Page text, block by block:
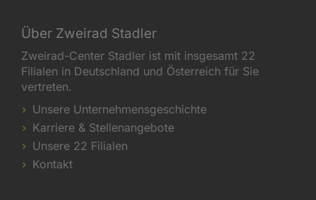
Über Zweirad Stadler
Zweirad-Center Stadler ist mit insgesamt 22
Filialen in Deutschland und Österreich für Sie
vertreten.
Unsere Unternehmensgeschichte
Karriere & Stellenangebote
Unsere 22 Filialen
Kontakt